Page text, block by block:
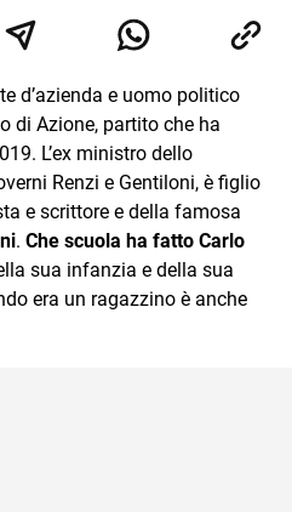
gruppi editoriali e agenzie di
nella scrittura di articoli
d’azienda e uomo politico
di Azione, partito che ha
L’ex ministro dello
Renzi e Gentiloni, è figlio
e scrittore e della famosa
. Che scuola ha fatto Carlo
sua infanzia e della sua
era un ragazzino è anche